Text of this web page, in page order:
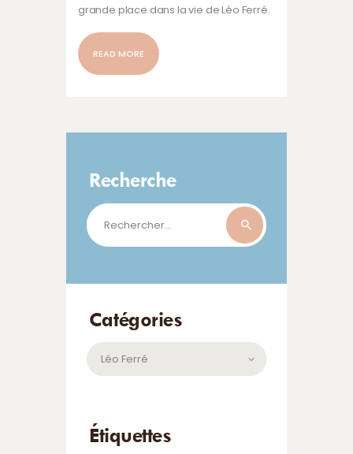
grande place dans la vie de Léo Ferré.
READ MORE
Recherche
Rechercher :
Catégories
Catégories
Étiquettes